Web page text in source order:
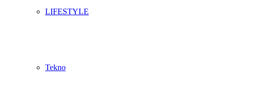
LIFESTYLE
Tekno